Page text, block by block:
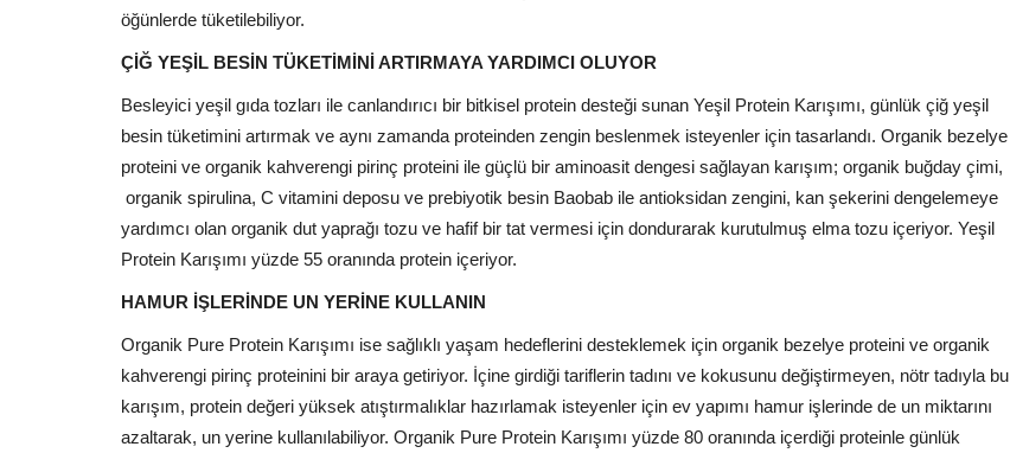
öğünlerde tüketilebiliyor.
ÇİĞ YEŞİL BESİN TÜKETİMİNİ ARTIRMAYA YARDIMCI OLUYOR
Besleyici yeşil gıda tozları ile canlandırıcı bir bitkisel protein desteği sunan Yeşil Protein Karışımı, günlük çiğ yeşil
besin tüketimini artırmak ve aynı zamanda proteinden zengin beslenmek isteyenler için tasarlandı. Organik bezelye
proteini ve organik kahverengi pirinç proteini ile güçlü bir aminoasit dengesi sağlayan karışım; organik buğday çimi,
organik spirulina, C vitamini deposu ve prebiyotik besin Baobab ile antioksidan zengini, kan şekerini dengelemeye
yardımcı olan organik dut yaprağı tozu ve hafif bir tat vermesi için dondurarak kurutulmuş elma tozu içeriyor. Yeşil
Protein Karışımı yüzde 55 oranında protein içeriyor.
HAMUR İŞLERİNDE UN YERİNE KULLANIN
Organik Pure Protein Karışımı ise sağlıklı yaşam hedeflerini desteklemek için organik bezelye proteini ve organik
kahverengi pirinç proteinini bir araya getiriyor. İçine girdiği tariflerin tadını ve kokusunu değiştirmeyen, nötr tadıyla bu
karışım, protein değeri yüksek atıştırmalıklar hazırlamak isteyenler için ev yapımı hamur işlerinde de un miktarını
azaltarak, un yerine kullanılabiliyor. Organik Pure Protein Karışımı yüzde 80 oranında içerdiği proteinle günlük